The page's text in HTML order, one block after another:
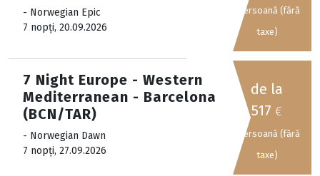
- Norwegian Epic
7 nopți, 20.09.2026
/persoană (fără
taxe)
7 Night Europe - Western
Mediterranean - Barcelona
(BCN/TAR)
- Norwegian Dawn
7 nopți, 27.09.2026
de la
517 €
/persoană (fără
taxe)